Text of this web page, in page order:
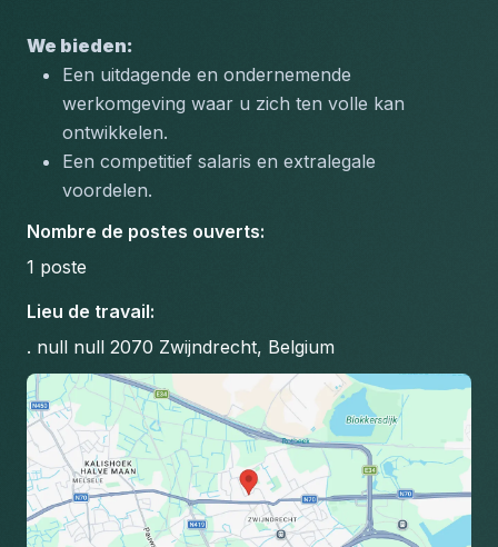
We bieden:
Een uitdagende en ondernemende
werkomgeving waar u zich ten volle kan
ontwikkelen.
Een competitief salaris en extralegale
voordelen.
Nombre de postes ouverts:
1 poste
Lieu de travail:
. null null 2070 Zwijndrecht, Belgium